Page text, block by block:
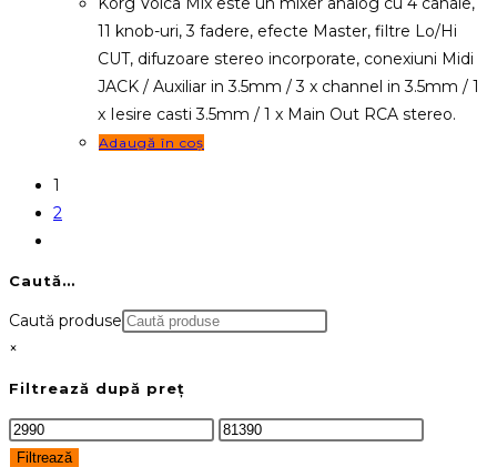
11 knob-uri, 3 fadere, efecte Master, filtre Lo/Hi
CUT, difuzoare stereo incorporate, conexiuni Midi
JACK / Auxiliar in 3.5mm / 3 x channel in 3.5mm / 1
x Iesire casti 3.5mm / 1 x Main Out RCA stereo.
Adaugă în coș
1
2
Caută…
Caută produse
×
Filtrează după preț
Preț
minim
Preț
Filtrează